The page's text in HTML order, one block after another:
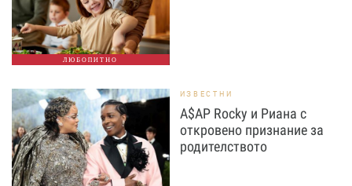
ЛЮБОПИТНО
ИЗВЕСТНИ
A$AP Rocky и Риана с
откровено признание за
родителството